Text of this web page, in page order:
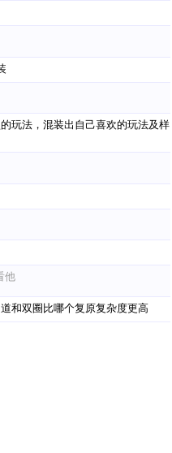
玩法，混装出自己喜欢的玩法及样
他
和双圈比哪个复原复杂度更高